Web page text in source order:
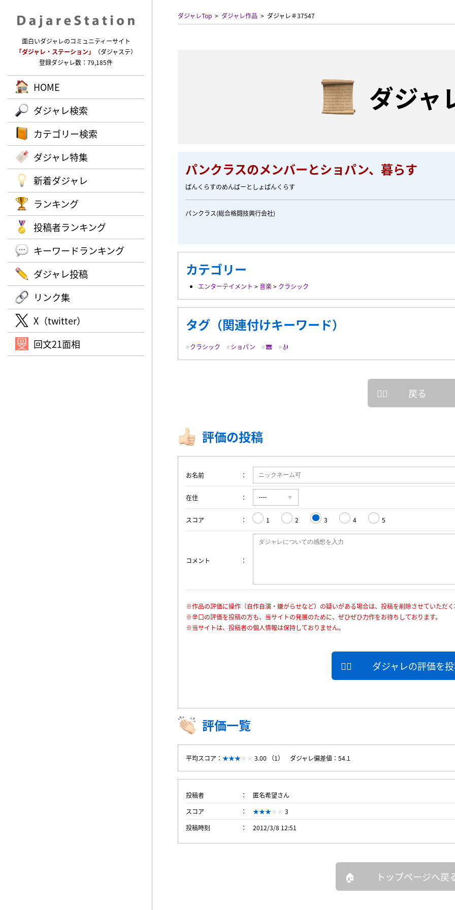
面白いダジャレのコミュニティーサイト
「ダジャレ・ステーション」
（ダジャステ）
登録ダジャレ数：79,185件
HOME
ダジャレ検索
カテゴリー検索
ダジャレ特集
新着ダジャレ
ランキング
投稿者ランキング
キーワードランキング
ダジャレ投稿
リンク集
X（twitter）
回文21面相
ダジャレTop ダジャレ作品 ダジャレ＃37547
ダジャ
パンクラスのメンバーとショパン、暮らす
ぱんくらすのめんばーとしょぱんくらす
パンクラス(総合格闘技興行会社)
カテゴリー
エンターテイメント >音楽> クラシック
タグ（関連付けキーワード）
クラシック ショパン 🎹 🎻
戻る
評価の投稿
お名前
在住
スコア 1 2 3 4 5
コメント
※作品の評価に操作（自作自演・嫌がらせなど）の疑いがある場合は、投稿を削除させていただ
※辛口の評価を投稿の方も、当サイトの発展のために、ぜひぜひ力作をお待ちしております。
※当サイトは、投稿者の個人情報は保持しておりません。
ダジャレの評価を
評価一覧
平均スコア： 3.00 （1） ダジャレ偏差値：54.1
投稿者
匿名希望さん
スコア
3
投稿時刻
2012/3/8 12:51
トップページへ戻